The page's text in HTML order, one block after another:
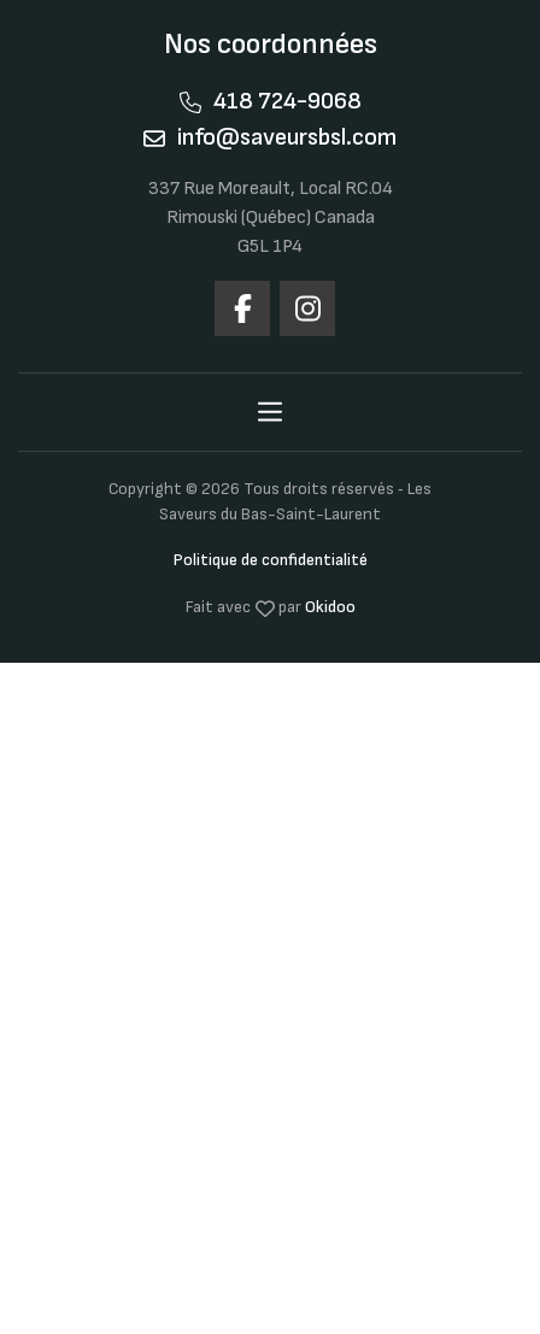
Nos coordonnées
418 724-9068
info@saveursbsl.com
337 Rue Moreault, Local RC.04
Rimouski (Québec) Canada
G5L 1P4
Copyright © 2026 Tous droits réservés ‐ Les
Saveurs du Bas-Saint-Laurent
Politique de confidentialité
Fait avec parOkidoo